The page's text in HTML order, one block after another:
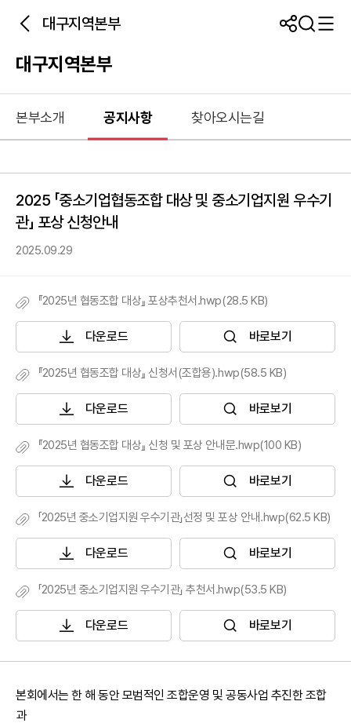
대구지역본부
대구지역본부
본부소개 공지사항 찾아오시는길
2025 「중소기업협동조합 대상 및 중소기업지원 우수기
관」 포상 신청안내
2025.09.29
『2025년 협동조합 대상』 포상추천서.hwp(28.5 KB)
다운로드 바로보기
『2025년 협동조합 대상』 신청서(조합용).hwp(58.5 KB)
다운로드 바로보기
『2025년 협동조합 대상』 신청 및 포상 안내문.hwp(100 KB)
다운로드 바로보기
「2025년 중소기업지원 우수기관」선정 및 포상 안내.hwp(62.5 KB)
다운로드 바로보기
「2025년 중소기업지원 우수기관」 추천서.hwp(53.5 KB)
다운로드 바로보기
본회에서는 한 해 동안 모범적인 조합운영 및 공동사업 추진한 조합
과